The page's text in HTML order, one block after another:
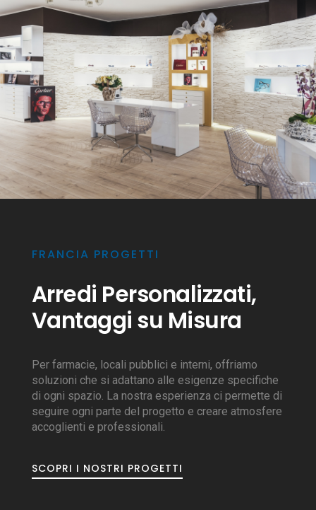
FRANCIA PROGETTI
Arredi Personalizzati,
Vantaggi su Misura
Per farmacie, locali pubblici e interni, offriamo
soluzioni che si adattano alle esigenze specifiche
di ogni spazio. La nostra esperienza ci permette di
seguire ogni parte del progetto e creare atmosfere
accoglienti e professionali.
SCOPRI I NOSTRI PROGETTI